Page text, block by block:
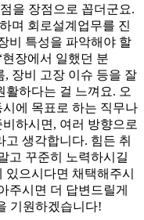
을 장점으로 꼽더군요.
며 회로설계업무를 진
비 특성을 파악해야 할
장에서 일했던 분
, 장비 고장 이슈 등을 잘
활하다는 걸 느껴요. 오
에 목표로 하는 직무나
하시면, 여러 방향으로
생각합니다. 힘든 취
고 꾸준히 노력하시길
으시다면 채택해주시
주시면 더 답변드릴게
기원하겠습니다!